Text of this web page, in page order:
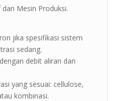
Mesin Produksi.
jika spesifikasi sistem
sedang.
debit aliran dan
yang sesuai: cellulose,
kombinasi.